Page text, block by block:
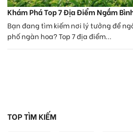
Khám Phá Top 7 Địa Điểm Ngắm
Bạn đang tìm kiếm nơi lý tưởng để
phố ngàn hoa? Top 7 địa điểm...
TOP TÌM KIẾM